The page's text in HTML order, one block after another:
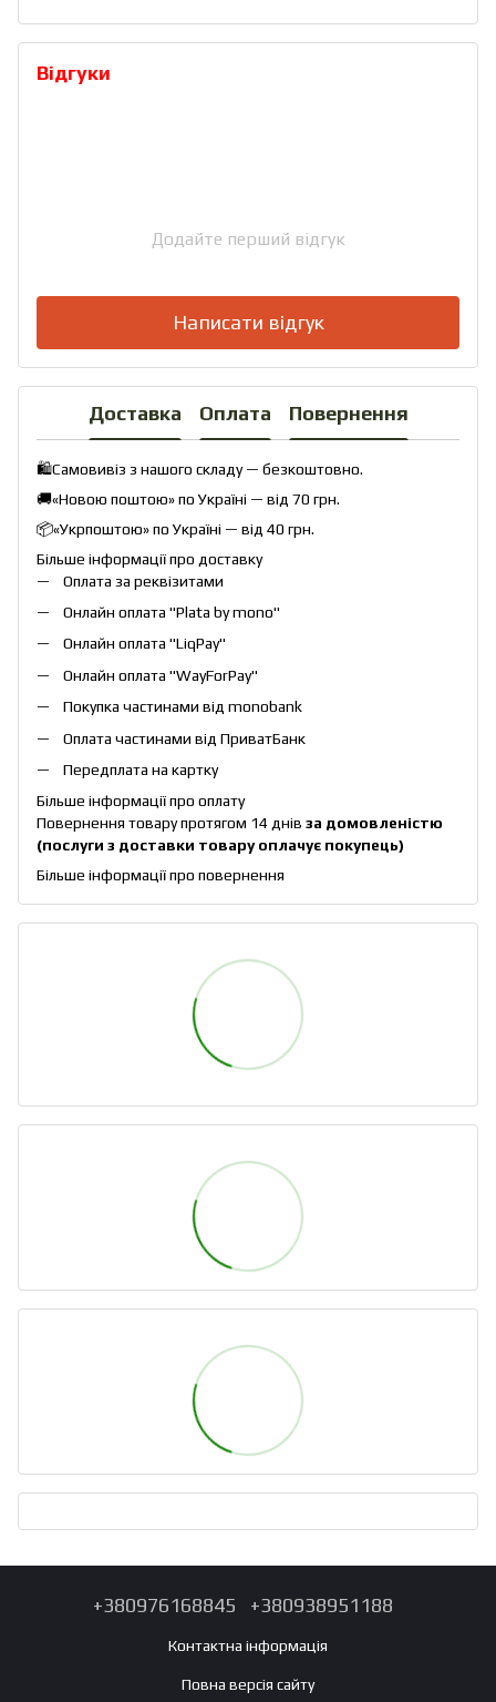
Відгуки
Додайте перший відгук
Написати відгук
Доставка Оплата Повернення
🛍️Самовивіз з нашого складу — безкоштовно.
🚚«Новою поштою» по Україні — від 70 грн.
📦«Укрпоштою» по Україні — від 40 грн.
Більше інформації про доставку
Оплата за реквізитами
Онлайн оплата "Plata by mono"
Онлайн оплата "LiqPay"
Онлайн оплата "WayForPay"
Покупка частинами від monobank
Оплата частинами від ПриватБанк
Передплата на картку
Більше інформації про оплату
Повернення товару протягом 14 днів за домовленістю
(послуги з доставки товару оплачує покупець)
Більше інформації про повернення
+380976168845 +380938951188
Контактна інформація
Повна версія сайту